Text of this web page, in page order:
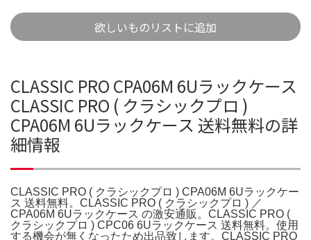
欲しいものリストに追加
CLASSIC PRO CPA06M 6Uラックケース
CLASSIC PRO ( クラシックプロ )
CPA06M 6Uラックケース 送料無料の詳
細情報
CLASSIC PRO ( クラシックプロ ) CPA06M 6Uラックケー
ス 送料無料。CLASSIC PRO ( クラシックプロ ) ／
CPA06M 6Uラックケース の激安通販。CLASSIC PRO (
クラシックプロ ) CPC06 6Uラックケース 送料無料。使用
する機会が無くなったため出品致します。CLASSIC PRO